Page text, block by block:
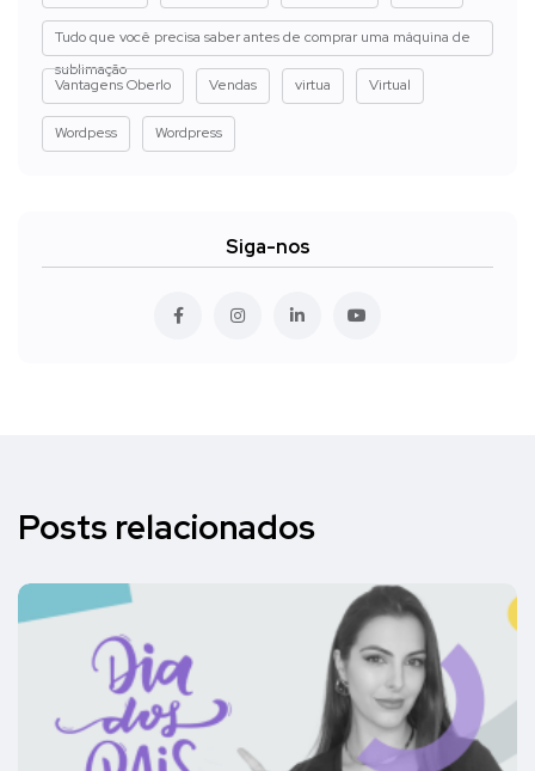
Tudo que você precisa saber antes de comprar uma máquina de
sublimação
Vantagens Oberlo
Vendas virtua Virtual
Wordpess Wordpress
Siga-nos
Posts relacionados